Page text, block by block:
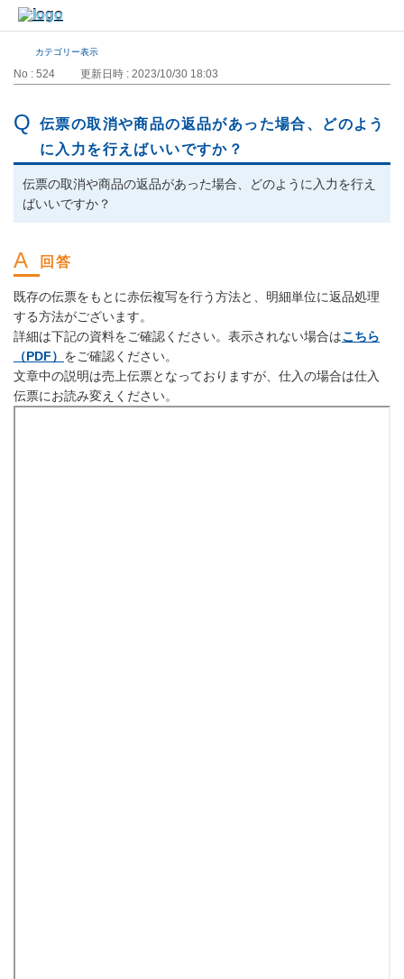
カテゴリー表示
No : 524 更新日時 : 2023/10/30 18:03
伝票の取消や商品の返品があった場合、どのよう
に入力を行えばいいですか？
伝票の取消や商品の返品があった場合、どのように入力を行え
ばいいですか？
既存の伝票をもとに赤伝複写を行う方法と、明細単位に返品処理
する方法がございます。
詳細は下記の資料をご確認ください。表示されない場合はこちら
（PDF） をご確認ください。
文章中の説明は売上伝票となっておりますが、仕入の場合は仕入
伝票にお読み変えください。